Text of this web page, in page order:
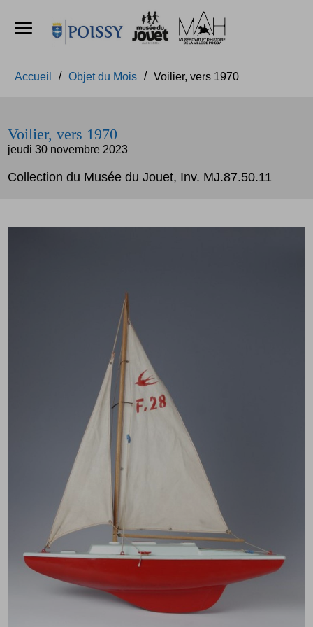
Accèder directement au contenu
Accèder directement au contenu
Ouvrir le menu
Accueil Objet du Mois Voilier, vers 1970
Voilier, vers 1970
jeudi 30 novembre 2023
Collection du Musée du Jouet, Inv. MJ.87.50.11